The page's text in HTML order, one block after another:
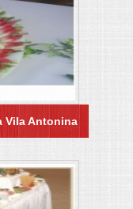
Vila Antonina